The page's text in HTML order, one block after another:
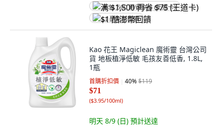
满 $1,500 再省 $75 (王道卡)
$1 酷澎幣回饋
Kao 花王 Magiclean 魔術靈 台灣公司
貨 地板植淨低敏 毛孩友善低香, 1.8L,
1瓶
首購折扣價 40%$119
$71
($3.95/100ml)
明天 8/9 (日) 預計送達